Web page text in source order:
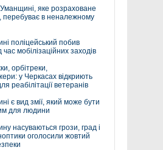
яке розраховане
перебуває в неналежному
поліцейський побив
час мобілізаційних заходів
орбітреки,
у Черкасах відкриють
реабілітації ветеранів
є вид змії, який може бути
для людини
насуваються грози, град і
оголосили жовтий